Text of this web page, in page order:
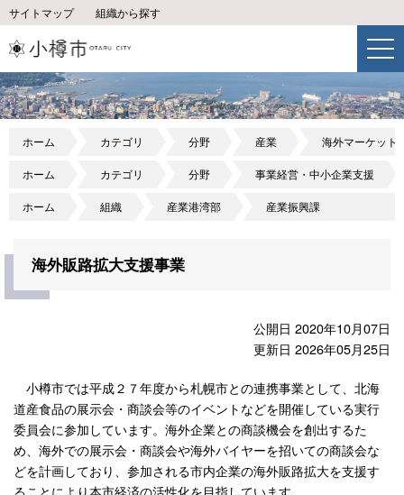
サイトマップ 組織から探す
ホーム カテゴリ 分野 産業 海外マーケット
ホーム カテゴリ 分野 事業経営・中小企業支援
ホーム 組織 産業港湾部 産業振興課
海外販路拡大支援事業
公開日 2020年10月07日
更新日 2026年05月25日
小樽市では平成２７年度から札幌市との連携事業として、北海
道産食品の展示会・商談会等のイベントなどを開催している実行
委員会に参加しています。海外企業との商談機会を創出するた
め、海外での展示会・商談会や海外バイヤーを招いての商談会な
どを計画しており、参加される市内企業の海外販路拡大を支援す
ることにより本市経済の活性化を目指しています。